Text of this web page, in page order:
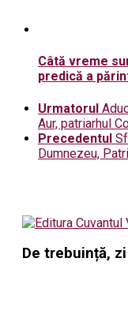
Câtă vreme
predică a
Urmatorul
Aur, patriarhul
Precedentul
Dumnezeu,
De trebuință,